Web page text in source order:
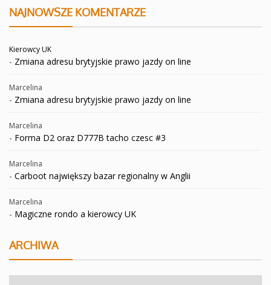
NAJNOWSZE KOMENTARZE
Kierowcy UK
- Zmiana adresu brytyjskie prawo jazdy on line
Marcelina
- Zmiana adresu brytyjskie prawo jazdy on line
Marcelina
- Forma D2 oraz D777B tacho czesc #3
Marcelina
- Carboot największy bazar regionalny w Anglii
Marcelina
- Magiczne rondo a kierowcy UK
ARCHIWA